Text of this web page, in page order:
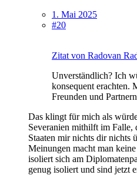
1. Mai 2025
#20
Zitat von Radovan
Unverständlich? Ich
konsequent erachten.
Freunden und
Das klingt für mich als
Severanien mithilft im Falle,
Staaten mir nichts dir nichts
Meinungen macht man
isoliert sich am
genug isoliert und sind jetzt